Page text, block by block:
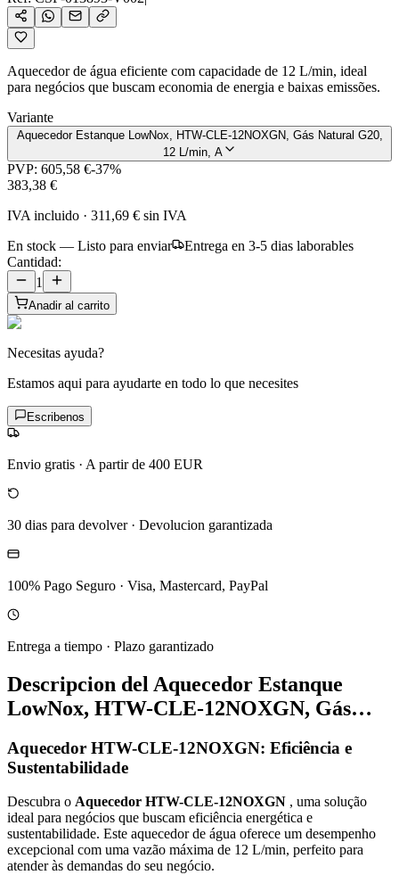
Aquecedor de água eficiente com capacidade de 12 L/min, ideal
para negócios que buscam economia de energia e baixas emissões.
Variante
Aquecedor Estanque LowNox, HTW-CLE-12NOXGN, Gás Natural G20,
12 L/min, A
PVP: 605,58 €-37%
383,38 €
IVA incluido · 311,69 € sin IVA
En stock — Listo para enviar
Entrega en 3-5 dias laborables
Cantidad:
1
Anadir al carrito
Necesitas ayuda?
Estamos aqui para ayudarte en todo lo que necesites
Escribenos
Envio gratis · A partir de 400 EUR
30 dias para devolver· Devolucion garantizada
100% Pago Seguro · Visa, Mastercard, PayPal
Entrega a tiempo · Plazo garantizado
Descripcion del Aquecedor Estanque
LowNox, HTW-CLE-12NOXGN, Gás…
Aquecedor HTW-CLE-12NOXGN: Eficiência e
Sustentabilidade
Descubra o Aquecedor HTW-CLE-12NOXGN , uma solução
ideal para negócios que buscam eficiência energética e
sustentabilidade. Este aquecedor de água oferece um desempenho
excepcional com uma vazão máxima de 12 L/min, perfeito para
atender às demandas do seu negócio.